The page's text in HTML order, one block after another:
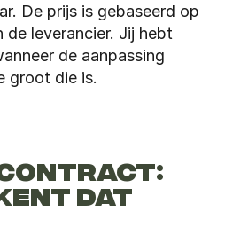
De prijs is gebaseerd op
de leverancier. Jij hebt
de aanpassing
groot die is.
DAT